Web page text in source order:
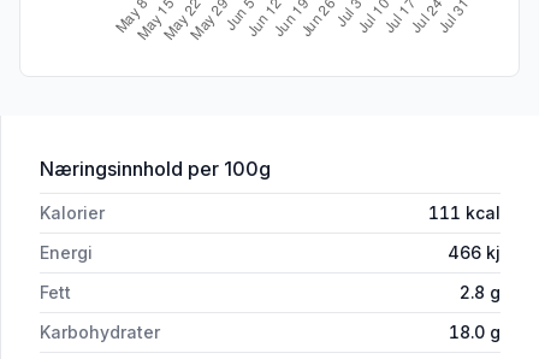
Næringsinnhold for 'Sjokoladepudding 0,5l Piano'
per 100g
Kalorier 111 kcal
Energi
466 kj
Fett
2.8 g
Karbohydrater
18.0 g